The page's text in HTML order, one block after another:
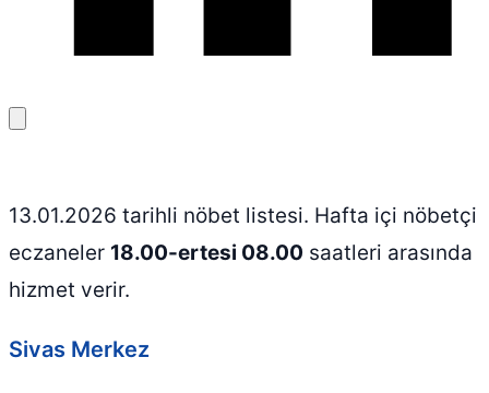
kopyala
13.01.2026 tarihli nöbet listesi. Hafta içi nöbetçi
eczaneler 18.00-ertesi 08.00 saatleri arasında
hizmet verir.
Sivas Merkez